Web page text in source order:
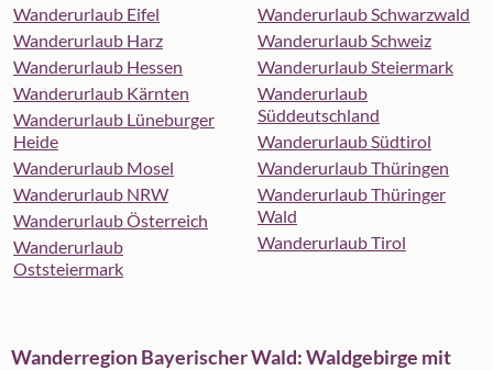
Wanderurlaub Eifel
Wanderurlaub Harz
Wanderurlaub Hessen
Wanderurlaub Kärnten
Wanderurlaub Lüneburger
Heide
Wanderurlaub Mosel
Wanderurlaub NRW
Wanderurlaub Österreich
Wanderurlaub
Oststeiermark
Wanderurlaub Schwarzwald
Wanderurlaub Schweiz
Wanderurlaub Steiermark
Wanderurlaub
Süddeutschland
Wanderurlaub Südtirol
Wanderurlaub Thüringen
Wanderurlaub Thüringer
Wald
Wanderurlaub Tirol
Wanderregion Bayerischer Wald: Waldgebirge mit